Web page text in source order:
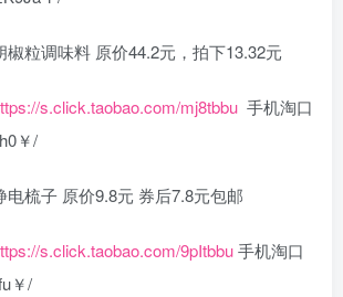
椒粒调味料 原价44.2元，拍下13.32元
s.click.taobao.com/mj8tbbu 手机淘口
￥/
梳子 原价9.8元 券后7.8元包邮
s.click.taobao.com/9pItbbu手机淘口
￥/